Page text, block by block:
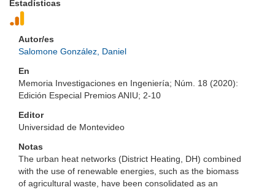
Estadísticas
Autor/es
Salomone González, Daniel
En
Memoria Investigaciones en Ingeniería; Núm. 18 (2020):
Edición Especial Premios ANIU; 2-10
Editor
Universidad de Montevideo
Notas
The urban heat networks (District Heating, DH) combined
with the use of renewable energies, such as the biomass
of agricultural waste, have been consolidated as an